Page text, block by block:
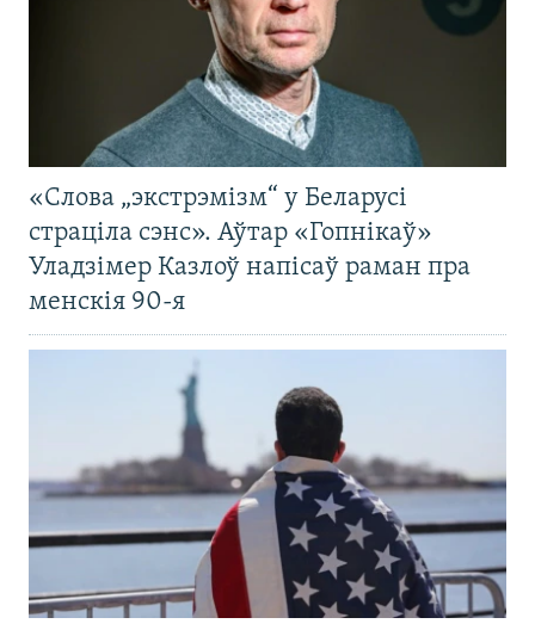
«Слова „экстрэмізм“ у Беларусі
страціла сэнс». Аўтар «Гопнікаў»
Уладзімер Казлоў напісаў раман пра
менскія 90-я